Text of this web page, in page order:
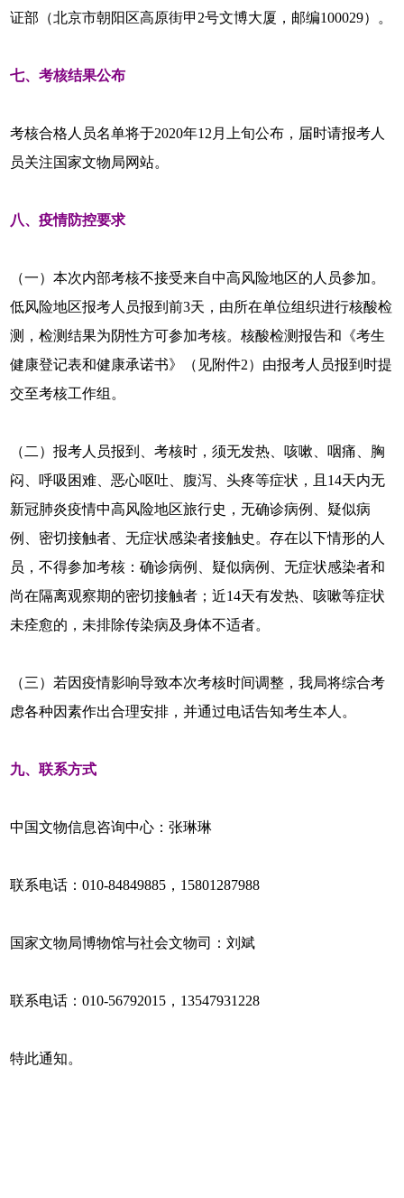
证部（北京市朝阳区高原街甲2号文博大厦，邮编100029）。
七、考核结果公布
考核合格人员名单将于2020年12月上旬公布，届时请报考人
员关注国家文物局网站。
八、疫情防控要求
（一）本次内部考核不接受来自中高风险地区的人员参加。
低风险地区报考人员报到前3天，由所在单位组织进行核酸检
测，检测结果为阴性方可参加考核。核酸检测报告和《考生
健康登记表和健康承诺书》（见附件2）由报考人员报到时提
交至考核工作组。
（二）报考人员报到、考核时，须无发热、咳嗽、咽痛、胸
闷、呼吸困难、恶心呕吐、腹泻、头疼等症状，且14天内无
新冠肺炎疫情中高风险地区旅行史，无确诊病例、疑似病
例、密切接触者、无症状感染者接触史。存在以下情形的人
员，不得参加考核：确诊病例、疑似病例、无症状感染者和
尚在隔离观察期的密切接触者；近14天有发热、咳嗽等症状
未痊愈的，未排除传染病及身体不适者。
（三）若因疫情影响导致本次考核时间调整，我局将综合考
虑各种因素作出合理安排，并通过电话告知考生本人。
九、联系方式
中国文物信息咨询中心：张琳琳
联系电话：010-84849885，15801287988
国家文物局博物馆与社会文物司：刘斌
联系电话：010-56792015，13547931228
特此通知。